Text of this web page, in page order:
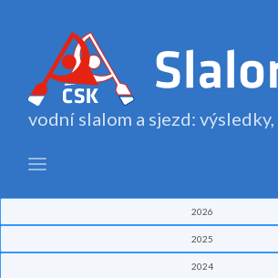
vodní slalom a sjezd:
2026
2025
2024